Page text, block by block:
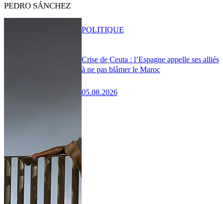
PEDRO SÁNCHEZ
Crise de Ceuta : l’Espagne appelle ses alliés
à ne pas blâmer le Maroc
05.08.2026
POLITIQUE